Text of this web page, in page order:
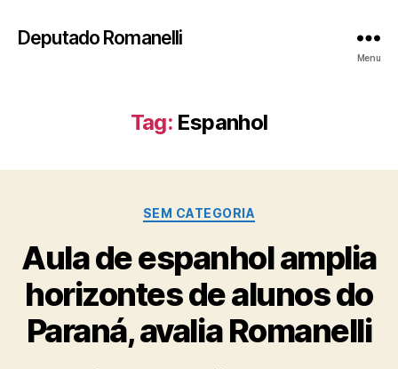
Deputado Romanelli
Menu
Tag: Espanhol
Categorias
SEM CATEGORIA
Aula de espanhol amplia
horizontes de alunos do
Paraná, avalia Romanelli